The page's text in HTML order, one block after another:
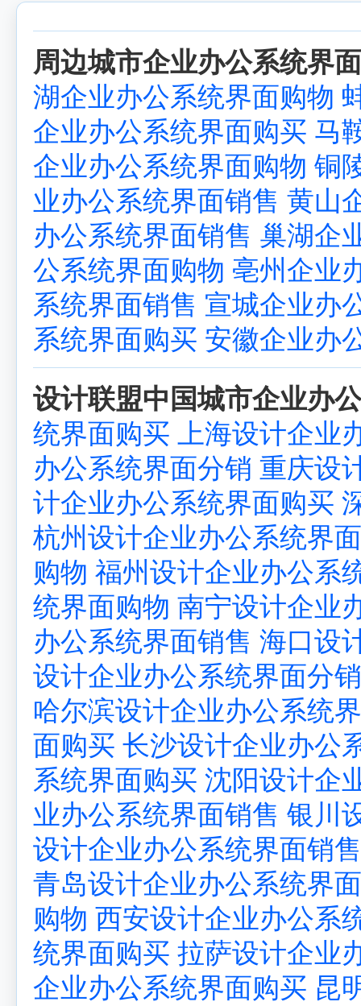
周边城市企业办公系统界
湖企业办公系统界面购物
企业办公系统界面购买 马
企业办公系统界面购物 铜
业办公系统界面销售 黄山
办公系统界面销售 巢湖企
公系统界面购物 亳州企业
系统界面销售 宣城企业办
系统界面购买 安徽企业办
设计联盟中国城市企业办
统界面购买 上海设计企业
办公系统界面分销 重庆设
计企业办公系统界面购买
杭州设计企业办公系统界
购物 福州设计企业办公系
统界面购物 南宁设计企业
办公系统界面销售 海口设
设计企业办公系统界面分销
哈尔滨设计企业办公系统
面购买 长沙设计企业办公
系统界面购买 沈阳设计企
业办公系统界面销售 银川
设计企业办公系统界面销售
青岛设计企业办公系统界
购物 西安设计企业办公系
统界面购买 拉萨设计企业
企业办公系统界面购买 昆